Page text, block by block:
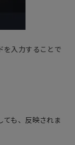
を入力することで
も、反映されま